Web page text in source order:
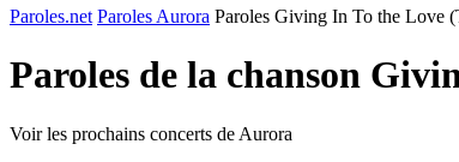
Paroles.net Paroles Aurora Paroles Giving In To the Love
Paroles de la chanson
Voir les prochains concerts de Aurora